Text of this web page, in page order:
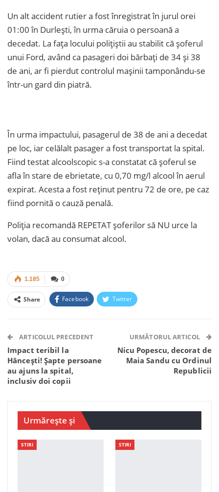
Un alt accident rutier a fost înregistrat în jurul orei
01:00 în Durlești, în urma căruia o persoană a
decedat. La fața locului polițiștii au stabilit că șoferul
unui Ford, având ca pasageri doi bărbați de 34 și 38
de ani, ar fi pierdut controlul mașinii tamponându-se
într-un gard din piatră.
În urma impactului, pasagerul de 38 de ani a decedat
pe loc, iar celălalt pasager a fost transportat la spital.
Fiind testat alcoolscopic s-a constatat că șoferul se
afla în stare de ebrietate, cu 0,70 mg/l alcool în aerul
expirat. Acesta a fost reținut pentru 72 de ore, pe caz
fiind pornită o cauză penală.
Poliția recomandă REPETAT șoferilor să NU urce la
volan, dacă au consumat alcool.
0
1.185
Share Facebook Twitter
Telegram WhatsApp Viber
ARTICOLUL PRECEDENT
Impact teribil la
Hâncești! Șapte persoane
au ajuns la spital,
inclusiv doi copii
URMĂTORUL ARTICOL
Nicu Popescu, decorat de
Maia Sandu cu Ordinul
Republicii
Urmărește și
STIRI STIRI